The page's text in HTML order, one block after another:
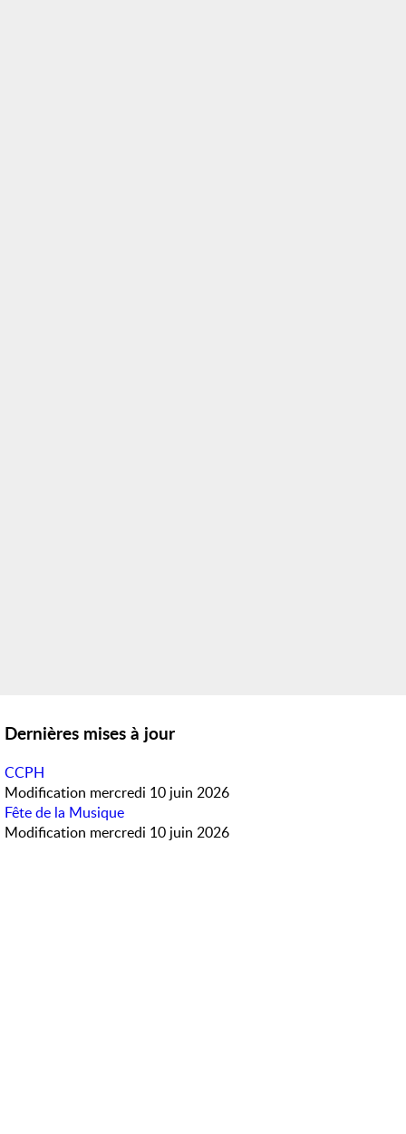
Dernières mises à jour
CCPH
Modification mercredi 10 juin 2026
Fête de la Musique
Modification mercredi 10 juin 2026